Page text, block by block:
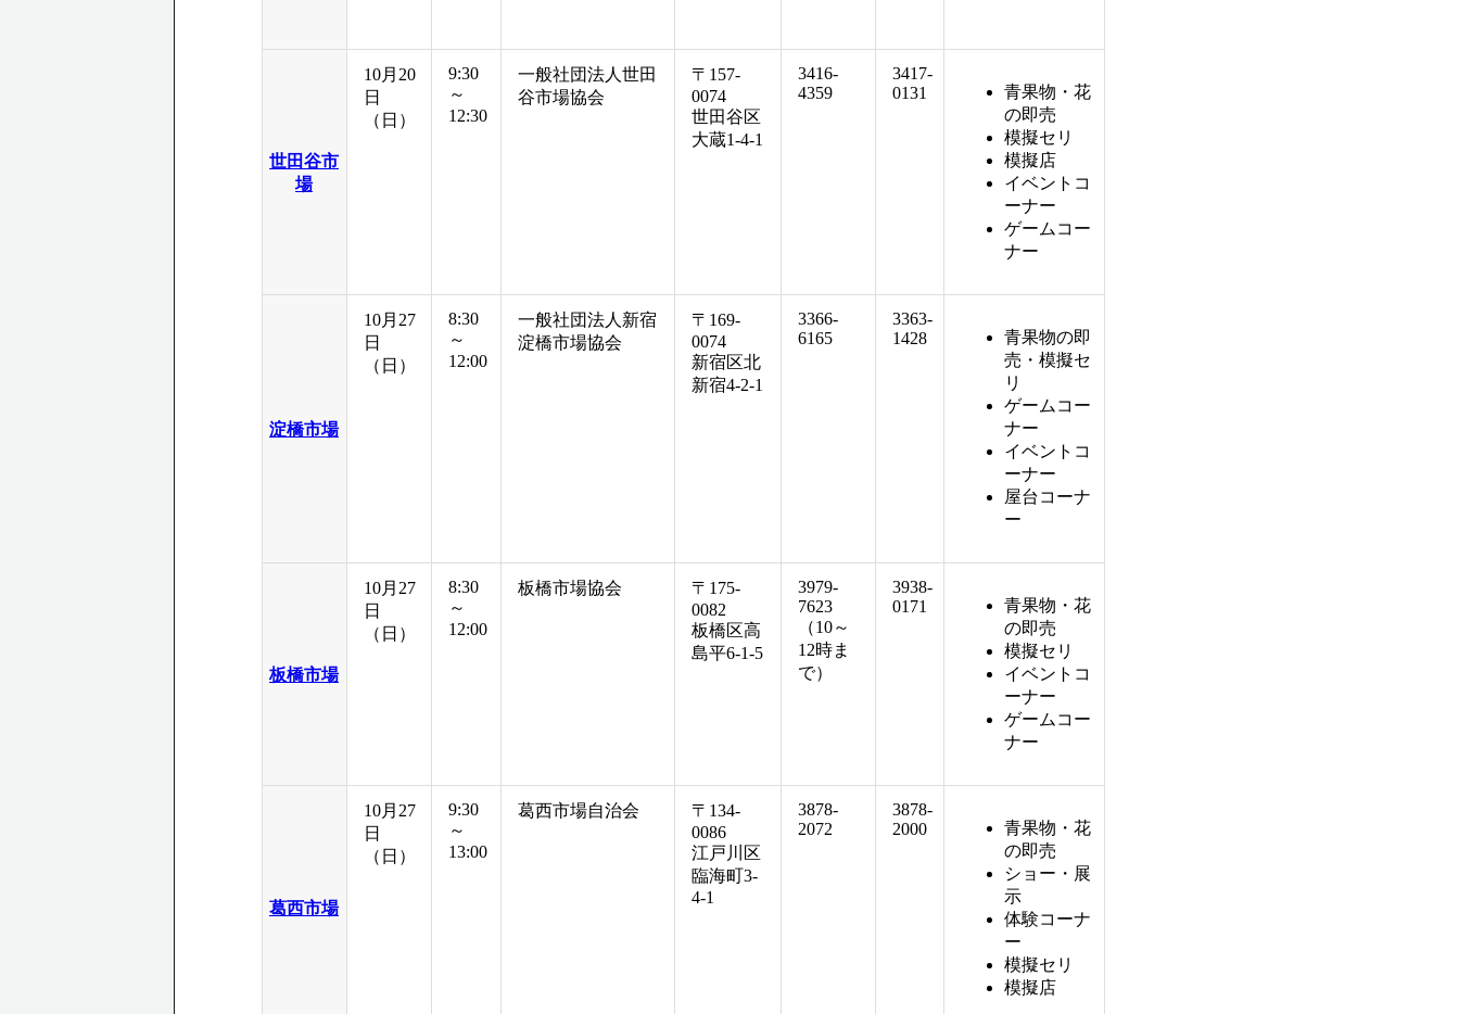
世田谷市
場
10月20
日
（日）
9:30
～
12:30
一般社団法人世田
谷市場協会
〒157-
0074
世田谷区
大蔵1-4-1
3416-
4359
3417-
0131
青果物・花
の即売
模擬セリ
模擬店
イベントコ
ーナー
ゲームコー
ナー
淀橋市場
10月27
日
（日）
8:30
～
12:00
一般社団法人新宿
淀橋市場協会
〒169-
0074
新宿区北
新宿4-2-1
3366-
6165
3363-
1428
青果物の即
売・模擬セ
リ
ゲームコー
ナー
イベントコ
ーナー
屋台コーナ
ー
板橋市場
10月27
日
（日）
8:30
～
12:00
板橋市場協会
〒175-
0082
板橋区高
島平6-1-5
3979-
7623
（10～
12時ま
で）
3938-
0171
青果物・花
の即売
模擬セリ
イベントコ
ーナー
ゲームコー
ナー
葛西市場
10月27
日
（日）
9:30
～
13:00
葛西市場自治会
〒134-
0086
江戸川区
臨海町3-
4-1
3878-
2072
3878-
2000
青果物・花
の即売
ショー・展
示
体験コーナ
ー
模擬セリ
模擬店